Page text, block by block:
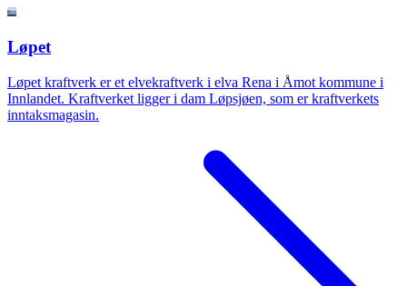
Løpet
Løpet kraftverk er et elvekraftverk i elva Rena i Åmot kommune i
Innlandet. Kraftverket ligger i dam Løpsjøen, som er kraftverkets
inntaksmagasin.